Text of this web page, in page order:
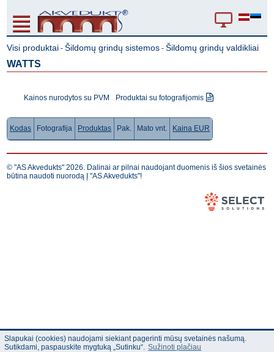
Visi produktai -Šildomų grindų sistemos -Šildomų grindų valdikliai
WATTS
Kainos nurodytos su PVM Produktai su fotografijomis
Kodas Fotografija Produktas Pak. Mato vnt. Kaina EUR
© "AS Akvedukts" 2026. Dalinai ar pilnai naudojant duomenis iš šios svetainės
būtina naudoti nuorodą Į "AS Akvedukts"!
Slapukai (cookies) naudojami siekiant pagerinti mūsų svetainės našumą.
Sutikdami, paspauskite mygtuką „Sutinku“. Sužinoti plačiau